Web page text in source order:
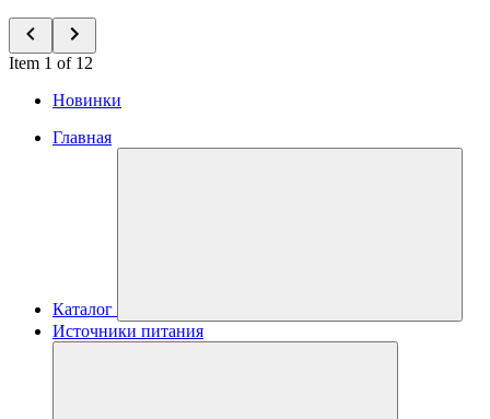
Item 1 of 12
Новинки
Главная
Каталог
Источники питания